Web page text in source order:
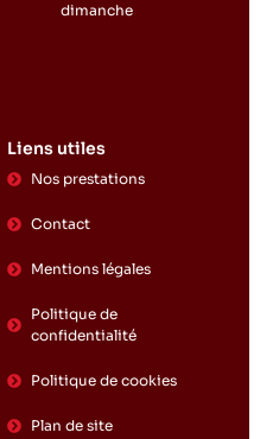
dimanche
Liens utiles
Nos prestations
Contact
Mentions légales
Politique de
confidentialité
Politique de cookies
Plan de site